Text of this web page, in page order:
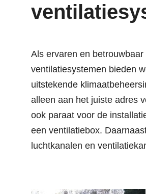
Als ervaren en
ventilatiesystemen bieden
uitstekende
alleen aan het juiste adres
ook paraat voor de
een ventilatiebox.
luchtkanalen en